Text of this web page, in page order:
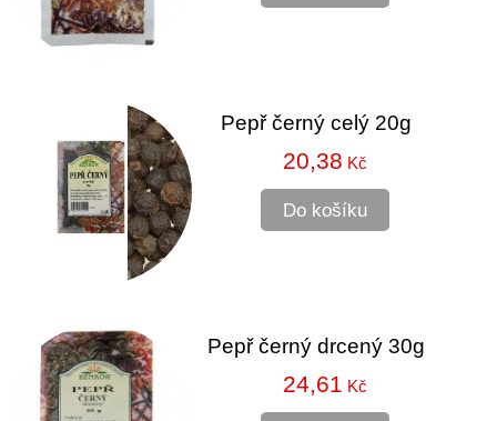
Pepř černý celý 20g
20,38 Kč
Do košíku
Pepř černý drcený 30g
24,61 Kč